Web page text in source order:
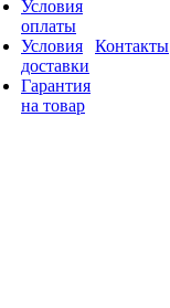
Условия
оплаты
Условия
доставки
Гарантия
на товар
Контакты